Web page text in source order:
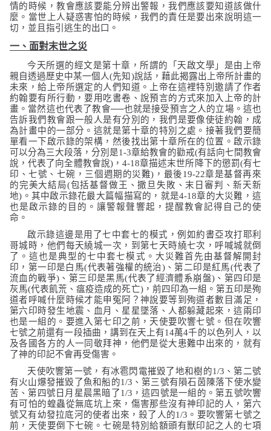
情的時候，教會應該要能分辨出警報，我們應該要知道該做什
麼。當世上人疑惑害怕的時候，我們的責任是要出來說明這一
切，並且指引逃生的出口。
一、面對末世之災
今天所選的經文是第十章，所謂的「天啟文學」是由上帝
親自透過歷史中某一個人(先知)說話，藉此揭露出上帝所計畫的
未來，給上帝所選定的人們知道。上帝在這裡特別邀請了作者
約翰要有所行動，要用吃書卷、說預言的方式來加入上帝的計
畫。當然這也代表了教會──也就是接受預言之人的立場。這也
告訴我們教會跟一般人是有分別的，我們是要像使徒約翰，成
為計畫中的一部分。這就是第十章的特別之處。接著我們要簡
單看一下啟示錄的架構，然後找出第十章所在的位置。啟示錄
可以分為三大段落，分別是1-3章給教會的勸戒(有話向七間教會
說，代表了向全體教會說)， 4-18章描述末世所降下的懲罰(有七
印、七號、七碗，三個週期的災難) ，最後19-22章是基督再來
的完美大結局(包括基督做王、撒旦失敗、末日審判、新天新
地) 。其中啟示錄花最大篇幅描寫的，就是4-18章的大災難，這
也是啟示錄的目的。讓警報聲響起，提醒教會記得自己的使
命。
啟示錄這邊是用了七中套七的模式，例如約書亞攻打耶利
哥城時，他們每天繞城一次，到第七天時繞七次，呼喊城就倒
了。這也是典型的七中套七模式。大災難首先由基督解開封
印，第一印是白馬(代表著強權的統治)、第二印是紅馬(代表了
流血的戰爭)、第三印是黑馬(代表了經濟體系崩盤) 、第四印是
灰馬(代表飢荒、瘟疫造成的死亡)，前四印為一組。第五印是殉
道者呼喊什麼時候才能申冤阿？神說要等到殉道者數目滿足，
第六印時發生地震、血月、星星墜落、人都躲藏起來，這兩印
也是一組的。要進入第七印之前，天使要吹響七號。但在吹響
七號之前還有一段插曲，講到在天上有14萬4千的以色列人，以
及各國各方的人一同敬拜神，他們是從大患難中出來的，就有
了神的印記不會再受傷害。
天使吹響第一號，有冰雹閃電摧毀了地和樹的1/3 、第二號
有火山爆發摧毀了魚和船的1/3 、第三號有隕石茵陳落下使水變
苦、第四號日月星晨黑暗了1/3 ，這四號是一組的。第五號吹響
有可怕的蝗蟲從無底坑上來，傷害那些沒有神印記的人，第六
號又有幼發拉底河的使者出來，殺了人的1/3 。要吹響第七號之
前，天使要倒下七碗。七碗是特別給額頭有獸印記之人的七項